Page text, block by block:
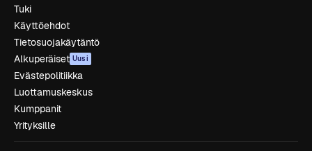
Tuki
Käyttöehdot
Tietosuojakäytäntö
Alkuperäiset Uusi
Evästepolitiikka
Luottamuskeskus
Kumppanit
Yrityksille